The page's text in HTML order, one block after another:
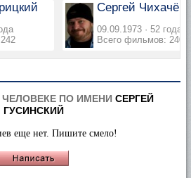
Сергей Чихачёв
09.09.1973 · 52 года
Всего фильмов: 240
ПО ИМЕНИ СЕРГЕЙ
ГУСИНСКИЙ
еще нет. Пишите смело!